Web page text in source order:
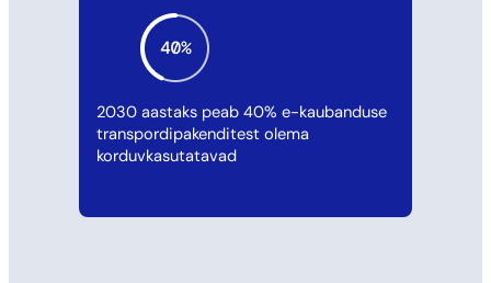
2030 aastaks peab 40% e-kaubanduse
transpordipakenditest olema
korduvkasutatavad